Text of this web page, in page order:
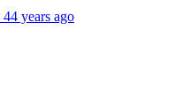
years ago